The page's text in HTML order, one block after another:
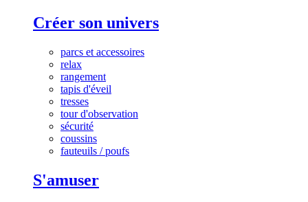
Créer son univers
parcs et accessoires
relax
rangement
tapis d'éveil
tresses
tour d'observation
sécurité
coussins
fauteuils / poufs
S'amuser